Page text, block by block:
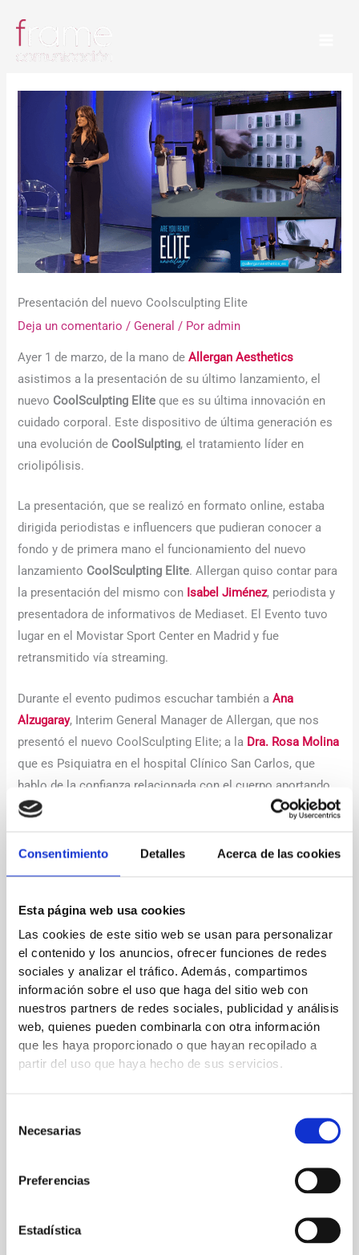
Consentimiento Detalles Acerca de las cookies
Esta página web usa cookies
Las cookies de este sitio web se usan para personalizar
el contenido y los anuncios, ofrecer funciones de redes
sociales y analizar el tráfico. Además, compartimos
información sobre el uso que haga del sitio web con
nuestros partners de redes sociales, publicidad y análisis
web, quienes pueden combinarla con otra información
que les haya proporcionado o que hayan recopilado a
partir del uso que haya hecho de sus servicios.
Necesarias
Preferencias
Estadística
contenido
Presentación del nuevo Coolsculpting Elite
Deja un comentario / General / Poradmin
Ayer 1 de marzo, de la mano deAllergan Aesthetics
asistimos a la presentación de su último lanzamiento, el
nuevo CoolSculpting Elite que es su última innovación en
cuidado corporal. Este dispositivo de última generación es
una evolución de CoolSulpting, el tratamiento líder en
criolipólisis.
La presentación, que se realizó en formato online, estaba
dirigida periodistas e influencers que pudieran conocer a
fondo y de primera mano el funcionamiento del nuevo
lanzamiento CoolSculpting Elite. Allergan quiso contar para
la presentación del mismo con Isabel Jiménez, periodista y
presentadora de informativos de Mediaset. El Evento tuvo
lugar en el Movistar Sport Center en Madrid y fue
retransmitido vía streaming.
Durante el evento pudimos escuchar también aAna
Alzugaray, Interim General Manager de Allergan, que nos
presentó el nuevo CoolSculpting Elite; a la Dra. Rosa Molina
que es Psiquiatra en el hospital Clínico San Carlos, que
hablo de la confianza relacionada con el cuerpo aportando
su visión y experiencia en el plano de la salud mental y
medicina y cirugía por la Universidad de Barcelona, que nos
habló de todos los detalles técnicos de esta nueva máquina
las preguntas de los asistentes.
←Entrada anterior Entrada siguiente
Deja un comentario
Tu dirección de correo electrónico no será publicada.